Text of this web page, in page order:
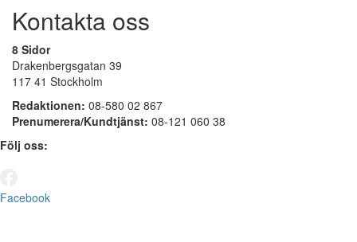
Kontakta oss
8 Sidor
Drakenbergsgatan 39
117 41 Stockholm
Redaktionen: 08-580 02 867
Prenumerera/Kundtjänst: 08-121 060 38
Följ oss:
Facebook